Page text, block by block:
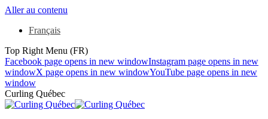
Aller au contenu
Français
Top Right Menu (FR)
Facebook page opens in new windowInstagram page opens in new
windowX page opens in new windowYouTube page opens in new
window
Curling Québec